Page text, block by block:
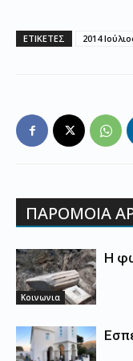
ΕΤΙΚΕΤΕΣ 2014
ΠΑΡΟΜΟΙΑ
Κοινωνια
Η